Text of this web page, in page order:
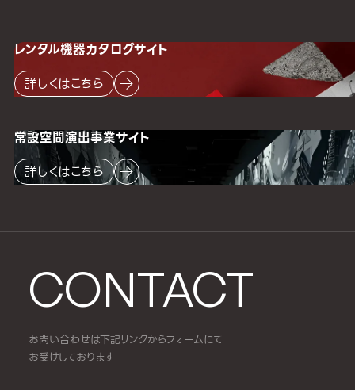
CONTACT
お問い合わせは下記リンクからフォームにて
お受けしております
レンタル機器カタログサイト
詳しくはこちら
常設空間演出事業サイト
詳しくはこちら